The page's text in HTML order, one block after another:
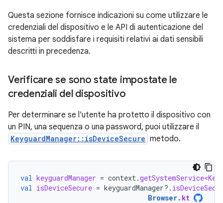
Questa sezione fornisce indicazioni su come utilizzare le
credenziali del dispositivo e le API di autenticazione del
sistema per soddisfare i requisiti relativi ai dati sensibili
descritti in precedenza.
Verificare se sono state impostate le
credenziali del dispositivo
Per determinare se l'utente ha protetto il dispositivo con
un PIN, una sequenza o una password, puoi utilizzare il
KeyguardManager::isDeviceSecure metodo.
val keyguardManager = context.
val isDeviceSecure = keyguardManager?.
Browser. kt